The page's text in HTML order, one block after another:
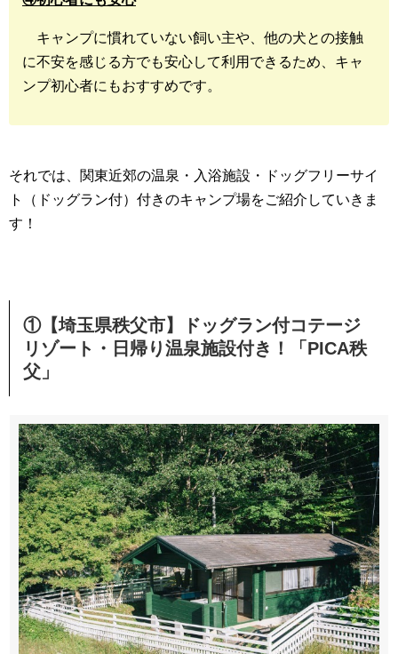
キャンプに慣れていない飼い主や、他の犬との接触
に不安を感じる方でも安心して利用できるため、キャ
ンプ初心者にもおすすめです。
それでは、関東近郊の温泉・入浴施設・ドッグフリーサイ
ト（ドッグラン付）付きのキャンプ場をご紹介していきま
す！
①【埼玉県秩父市】ドッグラン付コテージ
リゾート・日帰り温泉施設付き！「PICA秩
父」